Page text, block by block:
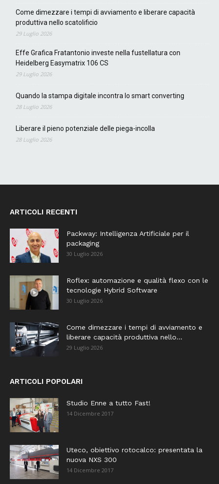
Come dimezzare i tempi di avviamento e liberare capacità
produttiva nello scatolificio
29 Luglio 2026
Effe Grafica Fratantonio investe nella fustellatura con
Heidelberg Easymatrix 106 CS
29 Luglio 2026
Quando la stampa digitale incontra lo smart converting
28 Luglio 2026
Liberare il pieno potenziale delle piega-incolla
28 Luglio 2026
ARTICOLI RECENTI
Packway: Intelligenza Artificiale per il
packaging
30 Luglio 2026
Roflex: automazione e qualità flexo con le
tecnologie Hybrid Software
30 Luglio 2026
Come dimezzare i tempi di avviamento e
liberare capacità produttiva nello...
29 Luglio 2026
ARTICOLI POPOLARI
Studio Enne a tutto Fast!
14 Dicembre 2017
Uteco, obiettivo rotocalco: presentata la
nuova NXS 300
14 Dicembre 2017